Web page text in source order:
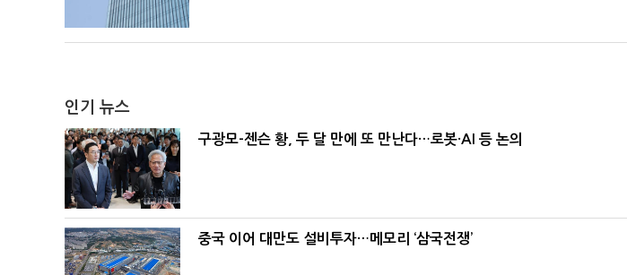
인기 뉴스
구광모-젠슨 황, 두 달 만에 또 만난다…로봇·AI 등 논의
중국 이어 대만도 설비투자…메모리 ‘삼국전쟁’